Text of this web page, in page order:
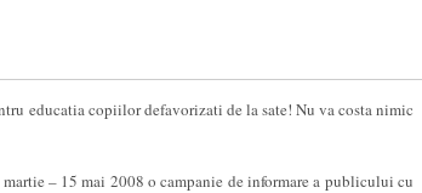
educatia copiilor defavorizati de la sate! Nu va costa nimic
– 15 mai 2008 o campanie de informare a publicului cu